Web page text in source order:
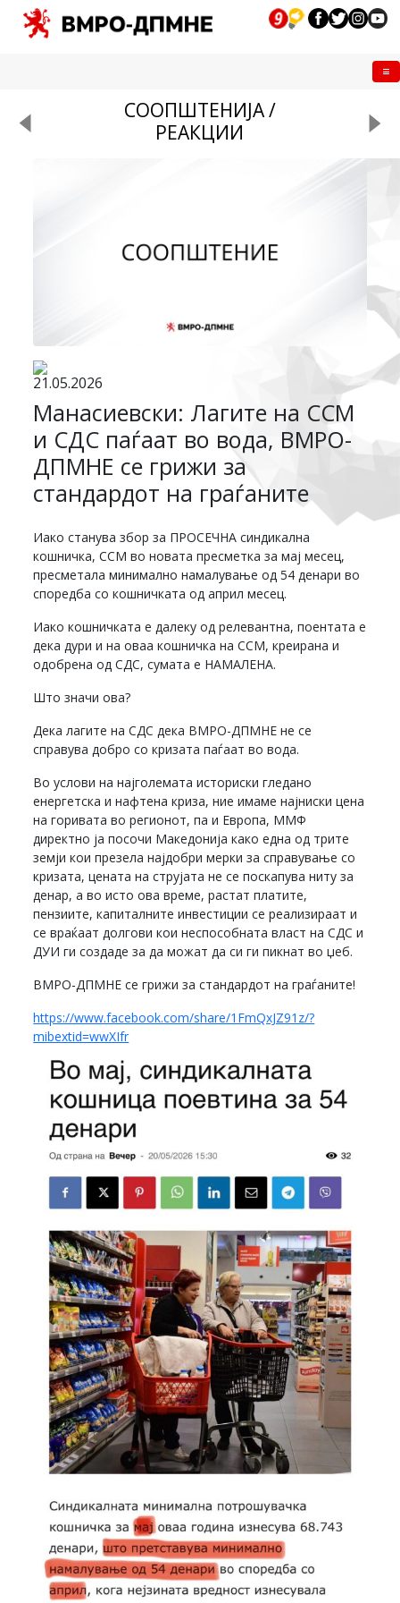
СООПШТЕНИЈА /
РЕАКЦИИ
21.05.2026
Манасиевски: Лагите на ССМ
и СДС паѓаат во вода, ВМРО-
ДПМНЕ се грижи за
стандардот на граѓаните
Иако станува збор за ПРОСЕЧНА синдикална
кошничка, ССМ во новата пресметка за мај месец,
пресметала минимално намалување од 54 денари во
споредба со кошничката од април месец.
Иако кошничката е далеку од релевантна, поентата е
дека дури и на оваа кошничка на ССМ, креирана и
одобрена од СДС, сумата е НАМАЛЕНА.
Што значи ова?
Дека лагите на СДС дека ВМРО-ДПМНЕ не се
справува добро со кризата паѓаат во вода.
Во услови на најголемата историски гледано
енергетска и нафтена криза, ние имаме најниски цена
на горивата во регионот, па и Европа, ММФ
директно ја посочи Македонија како една од трите
земји кои презела најдобри мерки за справување со
кризата, цената на струјата не се поскапува ниту за
денар, а во исто ова време, растат платите,
пензиите, капиталните инвестиции се реализираат и
се враќаат долгови кои неспособната власт на СДС и
ДУИ ги создаде за да можат да си ги пикнат во џеб.
ВМРО-ДПМНЕ се грижи за стандардот на граѓаните!
https://www.facebook.com/share/1FmQxJZ91z/?
mibextid=wwXIfr